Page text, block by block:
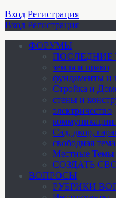
Вход Регистрация
Вход Регистрация
ФОРУМЫ
ПОСЛЕДНИЕ
земля и право
фундаменты и
Стройка и
стены и
электричество
коммуникации
Cад, двор,
свободная тема
Местные Темы
СОЗДАТЬ
ВОПРОСЫ
РУБРИКИ